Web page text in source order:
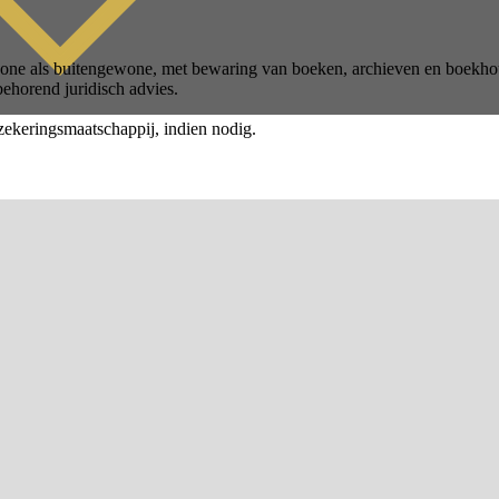
als buitengewone, met bewaring van boeken, archieven en
juridisch advies.
indien nodig.